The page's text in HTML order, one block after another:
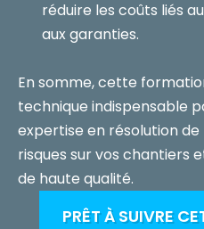
réduire les coûts liés
aux garanties.
En somme, cette
technique indispensable
expertise en résolution
risques sur vos chantiers
de haute qualité.
PRÊT À SUIVRE